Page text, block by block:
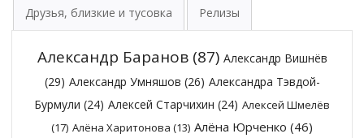
Друзья, близкие и тусовка Релизы
Александр Баранов(87) Александр Вишнёв
(29) Александр Умняшов (26) Александра Тэвдой-
Бурмули (24) Алексей Старчихин (24) Алексей Шмелёв
(17) Алёна Харитонова (13) Алёна Юрченко (46)